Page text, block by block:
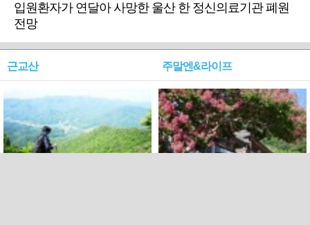
입원환자가 연달아 사망한 울산 한 정신의료기관 폐원
전망
근교산 주말엔&라이프